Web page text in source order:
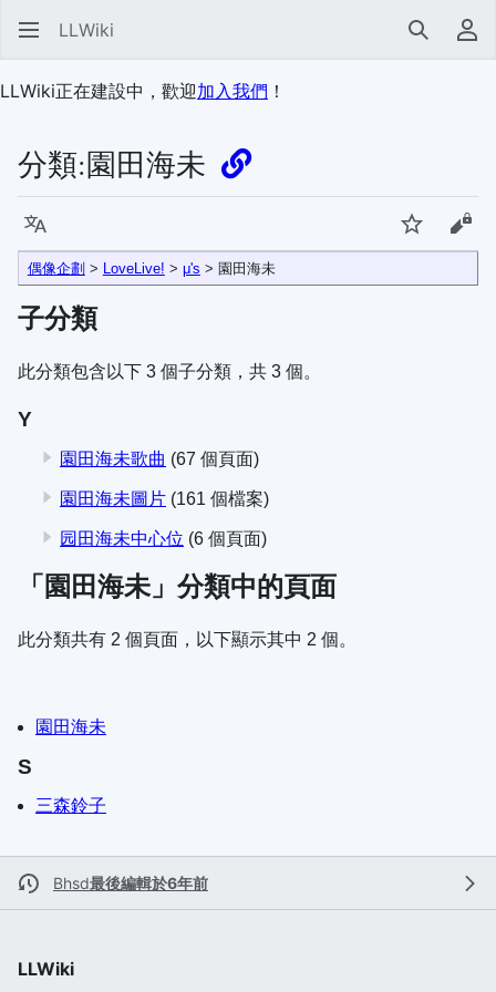
LLWiki 搜尋 使
LLWiki正在建設中，歡迎加入我們 ！
分類:園田海未
語言 監視 檢
偶像企劃 > LoveLive! > μ's > 園田海未
子分類
此分類包含以下 3 個子分類，共 3 個。
Y
園田海未歌曲 (67 個頁面)
園田海未圖片 (161 個檔案)
园田海未中心位 (6 個頁面)
「園田海未」分類中的頁面
此分類共有 2 個頁面，以下顯示其中 2 個。
園田海未
S
三森鈴子
Bhsd最後編輯於6年前
LLWiki